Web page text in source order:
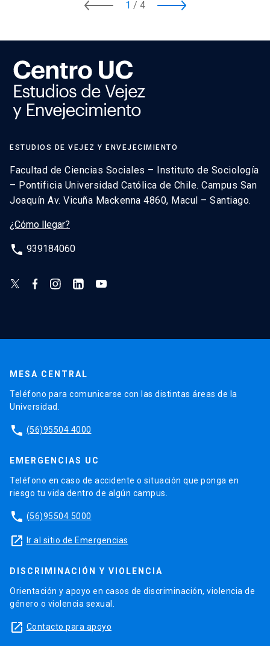
1 / 4
ESTUDIOS DE VEJEZ Y ENVEJECIMIENTO
Facultad de Ciencias Sociales – Instituto de Sociología
– Pontificia Universidad Católica de Chile. Campus San
Joaquín Av. Vicuña Mackenna 4860, Macul – Santiago.
¿Cómo llegar?
phone 939184060
MESA CENTRAL
Teléfono para comunicarse con las distintas áreas de la
Universidad.
phone (56)95504 4000
EMERGENCIAS UC
Teléfono en caso de accidente o situación que ponga en
riesgo tu vida dentro de algún campus.
phone (56)95504 5000
launch Ir al sitio de Emergencias
DISCRIMINACIÓN Y VIOLENCIA
Orientación y apoyo en casos de discriminación, violencia de
género o violencia sexual.
launch Contacto para apoyo